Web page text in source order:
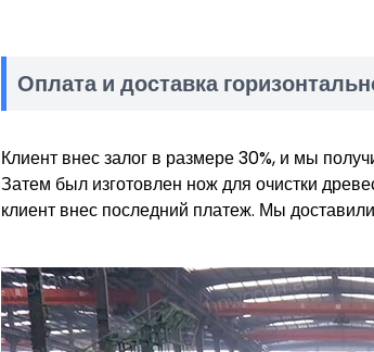
Оплата и доставка
Клиент внес залог в размере 30%, и мы
Затем был изготовлен нож для очистки
клиент внес последний платеж. Мы